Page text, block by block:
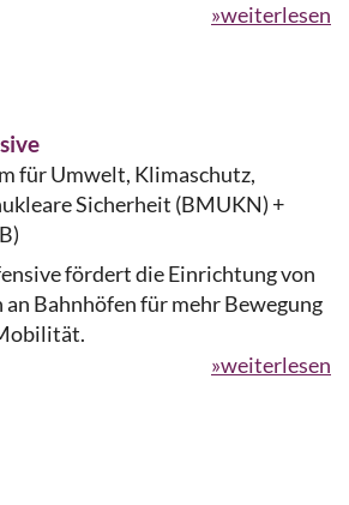
»weiterlesen
für Umwelt, Klimaschutz,
Sicherheit (BMUKN) +
fördert die Einrichtung von
Bahnhöfen für mehr Bewegung
»weiterlesen